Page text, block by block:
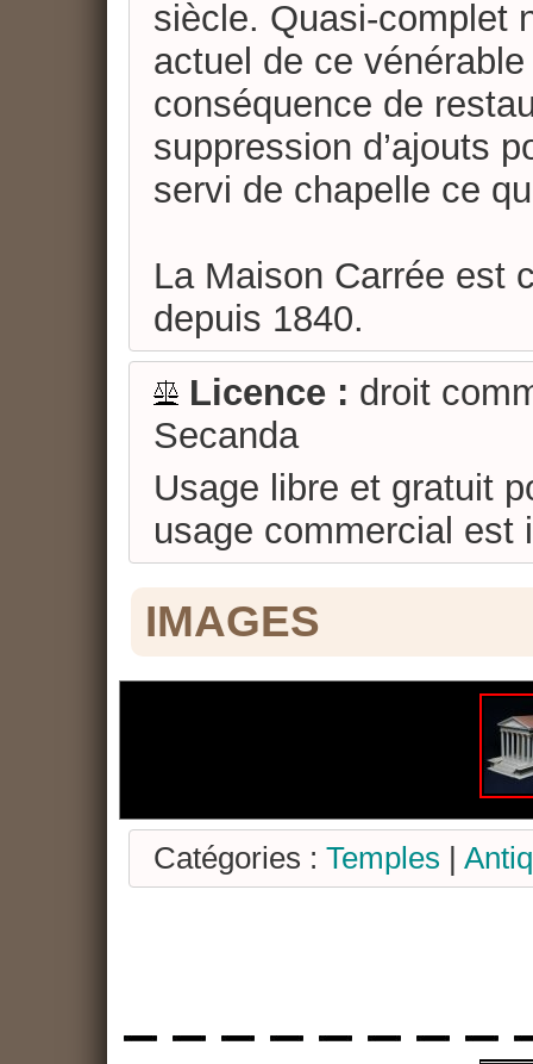
siècle. Quasi-complet
actuel de ce
conséquence de
suppression d’ajouts
servi de chapelle ce
La Maison Carrée est
depuis 1840.
Licence : droit
Secanda
Usage libre et gratuit
usage commercial est
IMAGES
Catégories : Temples |